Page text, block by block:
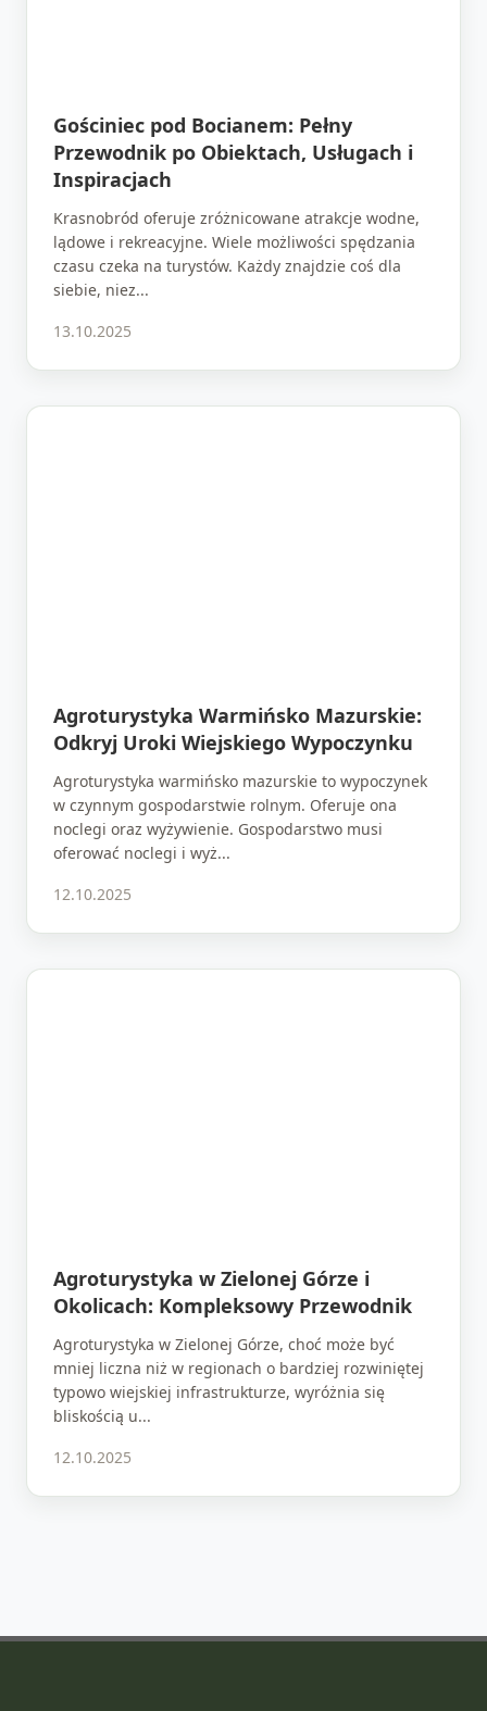
Gościniec pod Bocianem: Pełny
Przewodnik po Obiektach, Usługach i
Inspiracjach
Krasnobród oferuje zróżnicowane atrakcje wodne,
lądowe i rekreacyjne. Wiele możliwości spędzania
czasu czeka na turystów. Każdy znajdzie coś dla
siebie, niez...
13.10.2025
Agroturystyka Warmińsko Mazurskie:
Odkryj Uroki Wiejskiego Wypoczynku
Agroturystyka warmińsko mazurskie to wypoczynek
w czynnym gospodarstwie rolnym. Oferuje ona
noclegi oraz wyżywienie. Gospodarstwo musi
oferować noclegi i wyż...
12.10.2025
Agroturystyka w Zielonej Górze i
Okolicach: Kompleksowy Przewodnik
Agroturystyka w Zielonej Górze, choć może być
mniej liczna niż w regionach o bardziej rozwiniętej
typowo wiejskiej infrastrukturze, wyróżnia się
bliskością u...
12.10.2025